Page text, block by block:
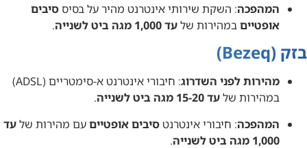
המהפכה: השקת שירותי אינטרנט מהיר על בסיססיבים
אופטייםבמהירות שלעד 1,000 מגה ביט לשנייה .
בזק (Bezeq
)
מהירות לפני השדרוג
: חיבורי אינטרנט א-סימטריים (ADSL)
במהירות שלעד 15-20 מגה ביט לשנייה
.
המהפכה: חיבורי אינטרנט סיבים אופטייםעם מהירות שלעד
1,000 מגה ביט לשנייה
.